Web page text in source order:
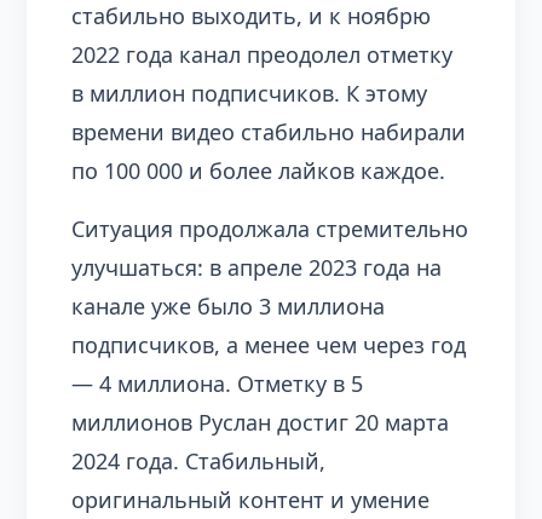
стабильно выходить, и к ноябрю
2022 года канал преодолел отметку
в миллион подписчиков. К этому
времени видео стабильно набирали
по 100 000 и более лайков каждое.
Ситуация продолжала стремительно
улучшаться: в апреле 2023 года на
канале уже было 3 миллиона
подписчиков, а менее чем через год
— 4 миллиона. Отметку в 5
миллионов Руслан достиг 20 марта
2024 года. Стабильный,
оригинальный контент и умение